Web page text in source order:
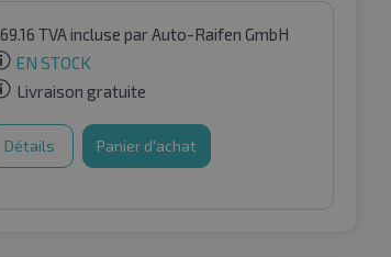
69.16 TVA incluse par Auto-Raifen GmbH
EN STOCK
Livraison gratuite
Détails Panier d'achat